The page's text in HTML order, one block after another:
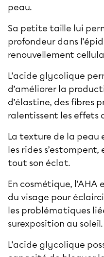
peau.
Sa petite taille lui
profondeur dans
renouvellement
L’acide glycolique
d’améliorer la
d’élastine, des fibres
ralentissent les effets
La texture de la peau
les rides
tout son éclat.
En cosmétique, l’AHA
du visage pour
les problématiques
surexposition au soleil.
L'acide glycolique